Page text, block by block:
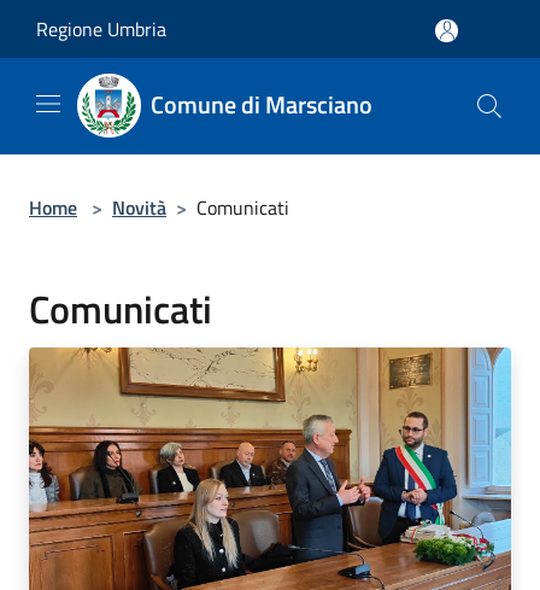
Regione Umbria
Comune di Marsciano
Home > Novità > Comunicati
Comunicati